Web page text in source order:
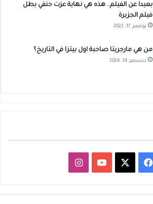
بعيدا عن الفيلم.. هذه هي نهاية عزت حنفي بطل
فيلم الجزيرة
نوفمبر 17, 2022
من هي مارجريتا صاحبة اول بيتزا في التاريخ؟
ديسمبر 14, 2024
فيسبوك ‫YouTubeانستقرام